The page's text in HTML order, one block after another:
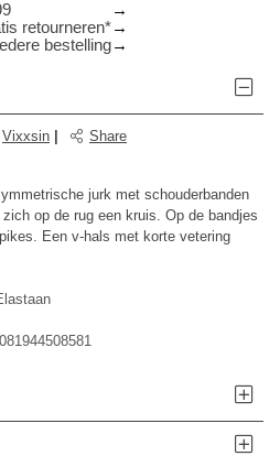
retourneren*
bestelling
Vixxsin Share
jurk met schouderbanden
op de rug een kruis. Op de bandjes
Een v-hals met korte vetering